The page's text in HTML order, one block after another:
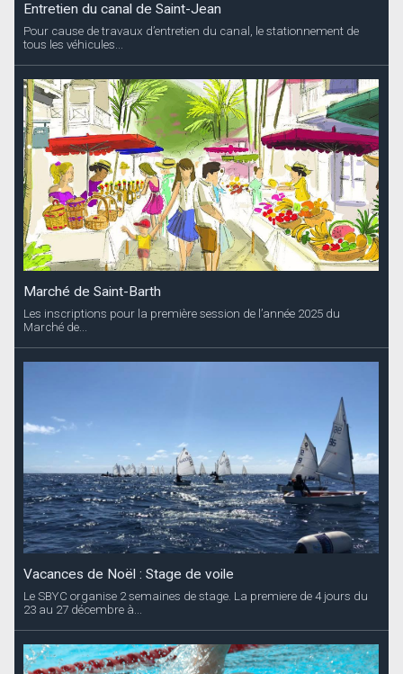
Entretien du canal de Saint-Jean
Pour cause de travaux d’entretien du canal, le stationnement de
tous les véhicules...
Marché de Saint-Barth
Les inscriptions pour la première session de l’année 2025 du
Marché de...
Vacances de Noël : Stage de voile
Le SBYC organise 2 semaines de stage. La premiere de 4 jours du
23 au 27 décembre à...